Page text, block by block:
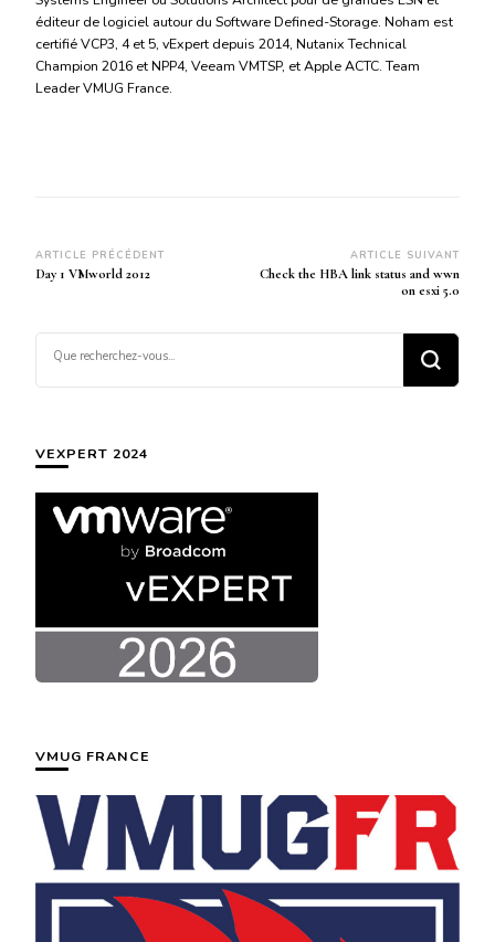
éditeur de logiciel autour du Software Defined-Storage. Noham est
certifié VCP3, 4 et 5, vExpert depuis 2014, Nutanix Technical
Champion 2016 et NPP4, Veeam VMTSP, et Apple ACTC. Team
Leader VMUG France.
Navigation
d’article
ARTICLE PRÉCÉDENT
Day 1 VMworld 2012
ARTICLE SUIVANT
Check the HBA link status and wwn
on esxi 5.0
recherchiez
quelque
VEXPERT 2024
VMUG FRANCE